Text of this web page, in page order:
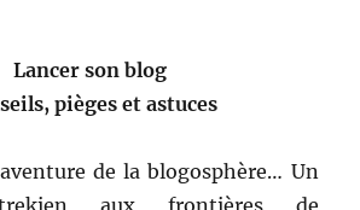
Lancer son blog
pièges et astuces
de la blogosphère… Un